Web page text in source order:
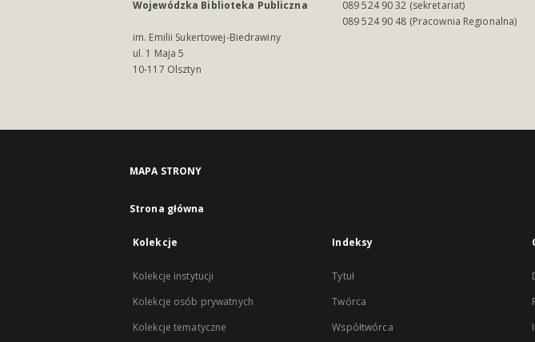
Wojewódzka Biblioteka Publiczna
im. Emilii Sukertowej-Biedrawiny
ul. 1 Maja 5
10-117 Olsztyn
089 524 90 32 (sekretariat)
089 524 90 48 (Pracownia Regionalna)
MAPA STRONY
Strona główna
Kolekcje
Kolekcje instytucji
Kolekcje osób prywatnych
Kolekcje tematyczne
Indeksy
Tytuł
Twórca
Współtwórca